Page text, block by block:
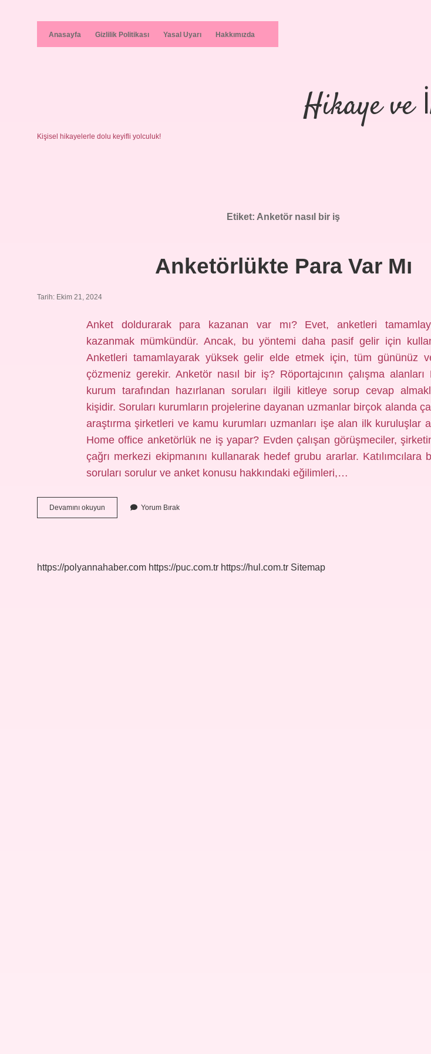
Anasayfa Gizlilik Politikası Yasal Uyarı Hakkımızda
Hikaye ve
Kişisel hikayelerle dolu keyifli yolculuk!
Etiket: Anketör nasıl bir iş
Anketörlükte Para Var Mı
Tarih: Ekim 21, 2024
Anket doldurarak para kazanan var mı? Evet, anketleri
kazanmak mümkündür. Ancak, bu yöntemi daha pasif gelir için
Anketleri tamamlayarak yüksek gelir elde etmek için, tüm gününüz
çözmeniz gerekir. Anketör nasıl bir iş? Röportajcının çalışma alanları
kurum tarafından hazırlanan soruları ilgili kitleye sorup cevap
kişidir. Soruları kurumların projelerine dayanan uzmanlar birçok alanda
araştırma şirketleri ve kamu kurumları uzmanları işe alan ilk kuruluşlar
Home office anketörlük ne iş yapar? Evden çalışan görüşmeciler,
çağrı merkezi ekipmanını kullanarak hedef grubu ararlar. Katılımcılara
soruları sorulur ve anket konusu hakkındaki eğilimleri,…
Devamını okuyun Anketörlükte
Para
Yorum Bırak
https://polyannahaber.com https://puc.com.tr https://hul.com.tr Sitemap